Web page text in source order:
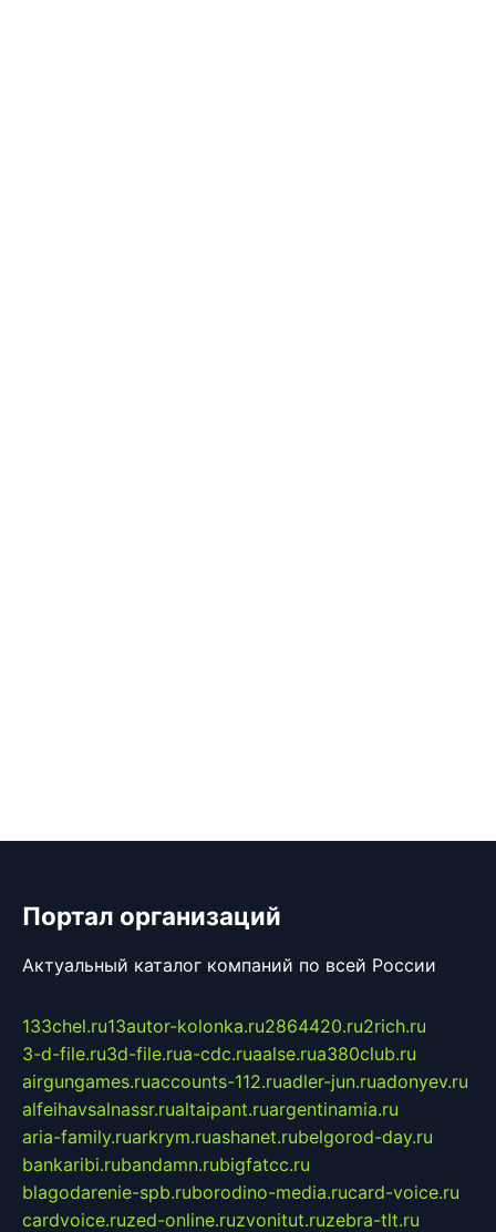
Портал организаций
Актуальный каталог компаний по всей России
133chel.ru13autor-kolonka.ru2864420.ru2rich.ru
3-d-file.ru3d-file.rua-cdc.ruaalse.rua380club.ru
airgungames.ruaccounts-112.ruadler-jun.ruadonyev.ru
alfeihavsalnassr.rualtaipant.ruargentinamia.ru
aria-family.ruarkrym.ruashanet.rubelgorod-day.ru
bankaribi.rubandamn.rubigfatcc.ru
blagodarenie-spb.ruborodino-media.rucard-voice.ru
cardvoice.ruzed-online.ruzvonitut.ruzebra-tlt.ru